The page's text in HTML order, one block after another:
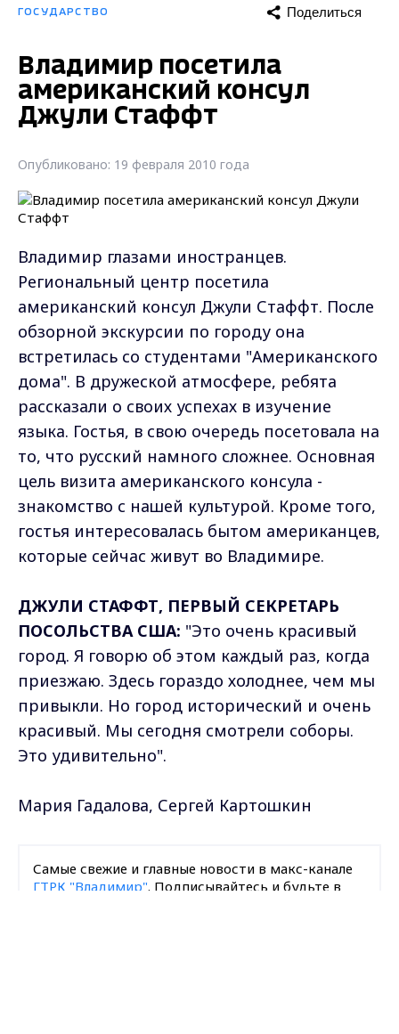
ГОСУДАРСТВО Поделиться
Владимир посетила
американский консул
Джули Стаффт
Опубликовано: 19 февраля 2010 года
Владимир глазами иностранцев.
Региональный центр посетила
американский консул Джули Стаффт. После
обзорной экскурсии по городу она
встретилась со студентами "Американского
дома". В дружеской атмосфере, ребята
рассказали о своих успехах в изучение
языка. Гостья, в свою очередь посетовала на
то, что русский намного сложнее. Основная
цель визита американского консула -
знакомство с нашей культурой. Кроме того,
гостья интересовалась бытом американцев,
которые сейчас живут во Владимире.
ДЖУЛИ СТАФФТ, ПЕРВЫЙ СЕКРЕТАРЬ
ПОСОЛЬСТВА США: "Это очень красивый
город. Я говорю об этом каждый раз, когда
приезжаю. Здесь гораздо холоднее, чем мы
привыкли. Но город исторический и очень
красивый. Мы сегодня смотрели соборы.
Это удивительно".
Мария Гадалова, Сергей Картошкин
Самые свежие и главные новости в макс-канале
ГТРК "Владимир". Подписывайтесь и будьте в